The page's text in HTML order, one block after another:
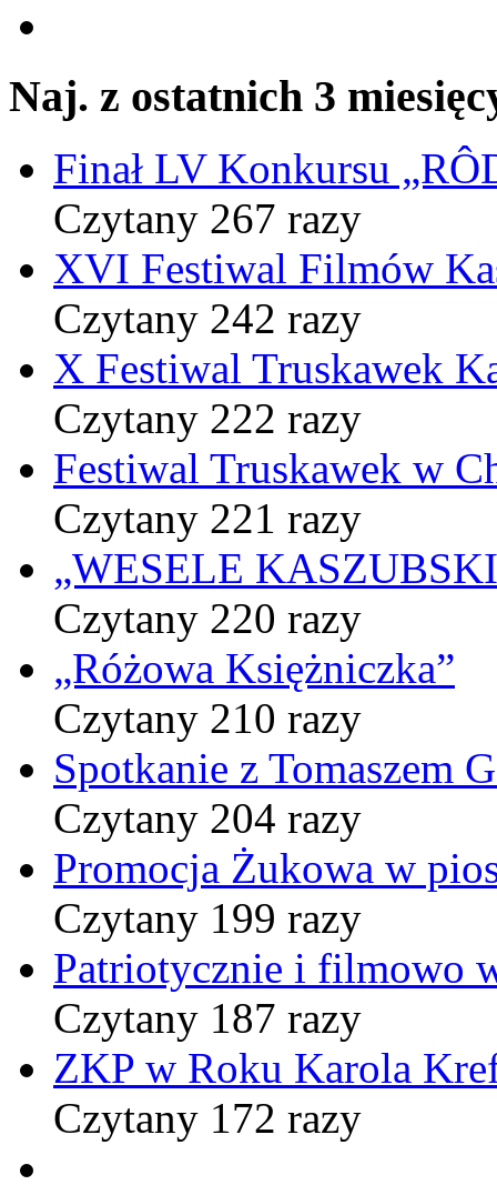
Naj. z ostatnich 3
Finał LV Konkursu
Czytany 267 razy
XVI Festiwal Filmów
Czytany 242 razy
X Festiwal Truskawek
Czytany 222 razy
Festiwal Truskawek w
Czytany 221 razy
„WESELE
Czytany 220 razy
„Różowa Księżniczka”
Czytany 210 razy
Spotkanie z Tomaszem
Czytany 204 razy
Promocja Żukowa w
Czytany 199 razy
Patriotycznie i filmowo
Czytany 187 razy
ZKP w Roku Karola
Czytany 172 razy